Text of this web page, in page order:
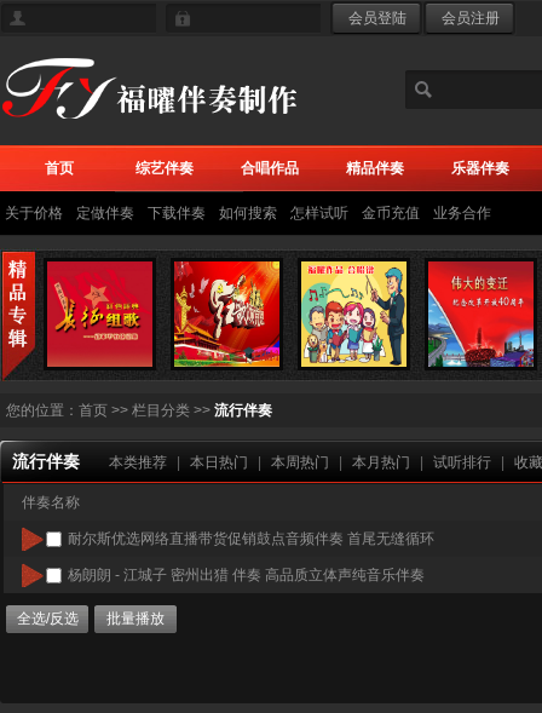
首页 综艺伴奏 合唱作品 精品伴奏 乐器伴奏
关于价格 定做伴奏 下载伴奏 如何搜索 怎样试听 金币充值 业务合作
您的位置： 首页 >> 栏目分类 >> 流行伴奏
流行伴奏 本类推荐 本日热门 本周热门 本月热门 试听排行 收
伴奏名称
耐尔斯优选网络直播带货促销鼓点音频伴奏 首尾无缝循环
杨朗朗 - 江城子 密州出猎 伴奏 高品质立体声纯音乐伴奏
全选/反选 批量播放